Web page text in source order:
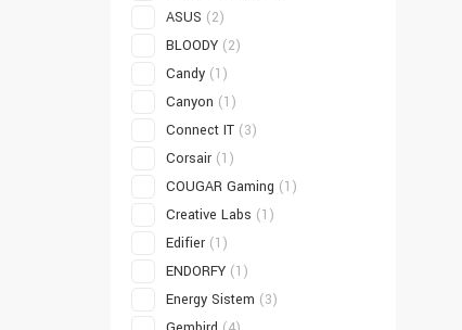
ASUS (2)
BLOODY (2)
Candy (1)
Canyon (1)
Connect IT (3)
Corsair (1)
COUGAR Gaming (1)
Creative Labs (1)
Edifier (1)
ENDORFY (1)
Energy Sistem (3)